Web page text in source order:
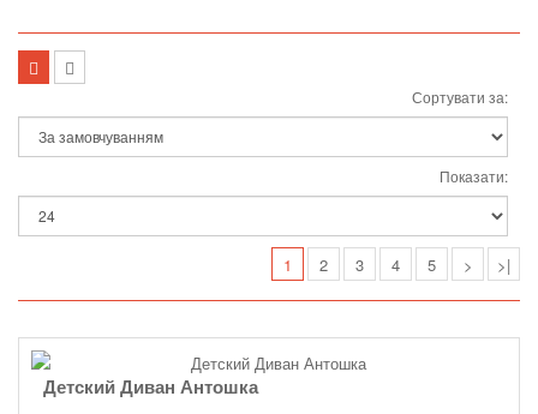
Сортувати за:
Показати:
1 2 3 4 5 > >|
Детский Диван Антошка